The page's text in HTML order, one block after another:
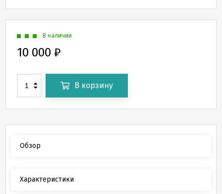
В наличии
10 000 ₽
В корзину
Обзор
Характеристики